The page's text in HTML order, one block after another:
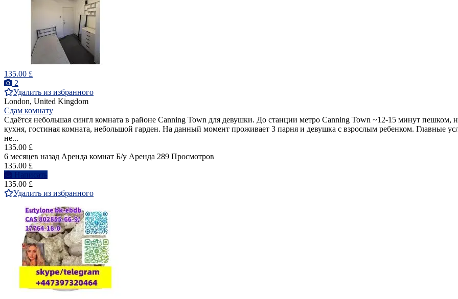
135.00 £
2
Удалить из избранного
London, United Kingdom
Сдам комнату
Сдаётся небольшая сингл комната в районе Canning Town для девушки. До станции метро Canning Town ~12-15 минут пешком,
кухня, гостиная комната, небольшой гарден. На данный момент проживает 3 парня и девушка с взрослым ребенком. Главные
не...
135.00 £
6 месяцев назад Аренда комнат Б/у Аренда 289 Просмотров
135.00 £
Написать
135.00 £
Удалить из избранного